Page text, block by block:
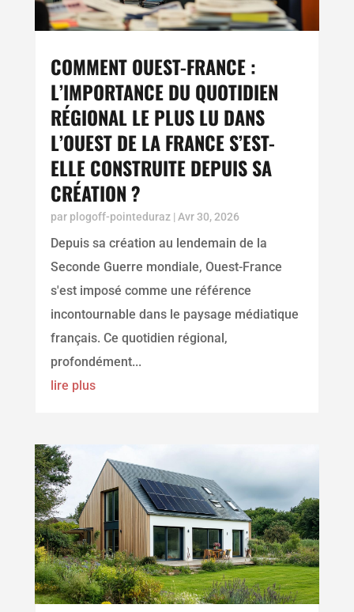
COMMENT OUEST-FRANCE :
L’IMPORTANCE DU QUOTIDIEN
RÉGIONAL LE PLUS LU DANS
L’OUEST DE LA FRANCE S’EST-
ELLE CONSTRUITE DEPUIS SA
CRÉATION ?
par plogoff-pointeduraz| Avr 30, 2026
Depuis sa création au lendemain de la
Seconde Guerre mondiale, Ouest-France
s'est imposé comme une référence
incontournable dans le paysage médiatique
français. Ce quotidien régional,
profondément...
lire plus